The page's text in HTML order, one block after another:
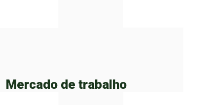
Mercado de trabalho